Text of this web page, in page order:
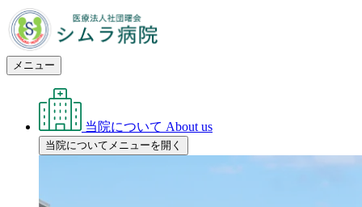
メニュー
当院について About us
当院についてメニューを開く